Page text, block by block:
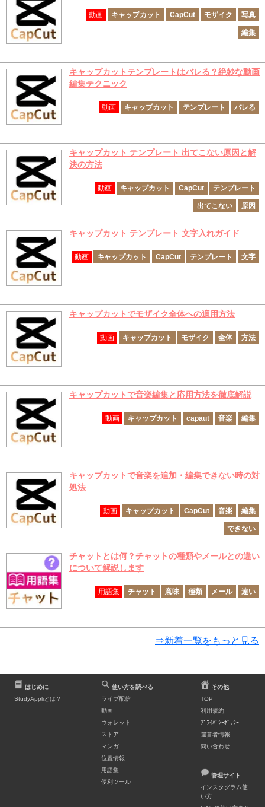
動画 キャップカット CapCut モザイク 写真
編集
キャップカットテンプレートはバレる？絶妙な動画
編集テクニック
動画 キャップカット テンプレート バレる
キャップカット テンプレート 出てこない原因と解
決の方法
動画 キャップカット CapCut テンプレート
出てこない 原因
キャップカット テンプレート 文字入れガイド
動画 キャップカット CapCut テンプレート 文字
キャップカットでモザイク全体への適用方法
動画 キャップカット モザイク 全体 方法
キャップカットで音楽編集と応用方法を徹底解説
動画 キャップカット capaut 音楽 編集
キャップカットで音楽を追加・編集できない時の対
処法
動画 キャップカット CapCut 音楽 編集
できない
チャットとは何？チャットの種類やメールとの違い
について解説します
用語集 チャット 意味 種類 メール 違い
⇒新着一覧をもっと見る
はじめに
StudyAppliとは？
使い方を調べる
ライブ配信
動画
ウォレット
ストア
マンガ
位置情報
用語集
便利ツール
その他
TOP
利用規約
ﾌﾟﾗｲﾊﾞｼｰﾎﾟﾘｼｰ
運営者情報
問い合わせ
管理サイト
インスタグラム使
い方